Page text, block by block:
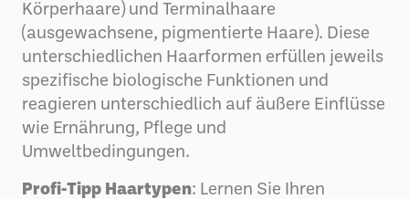
Körperhaare) und Terminalhaare
(ausgewachsene, pigmentierte Haare). Diese
unterschiedlichen Haarformen erfüllen jeweils
spezifische biologische Funktionen und
reagieren unterschiedlich auf äußere Einflüsse
wie Ernährung, Pflege und
Umweltbedingungen.
Profi-Tipp Haartypen: Lernen Sie Ihren